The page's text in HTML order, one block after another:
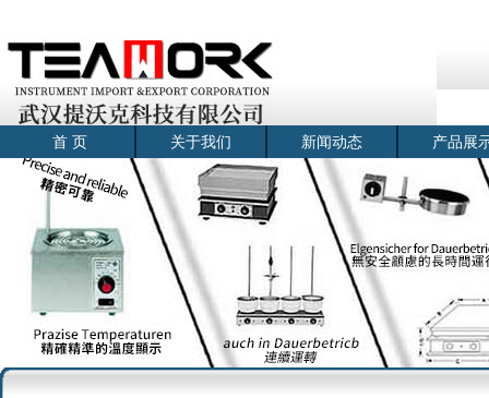
首 页 关于我们 新闻动态 产品展